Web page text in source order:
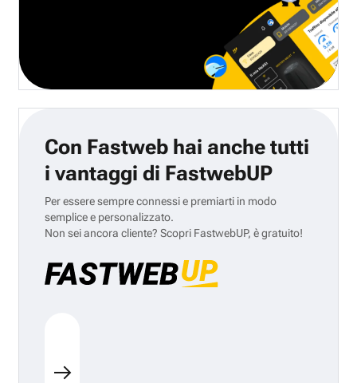
Con Fastweb hai anche tutti
i vantaggi di FastwebUP
Per essere sempre connessi e premiarti in modo
semplice e personalizzato.
Non sei ancora cliente? Scopri FastwebUP, è gratuito!